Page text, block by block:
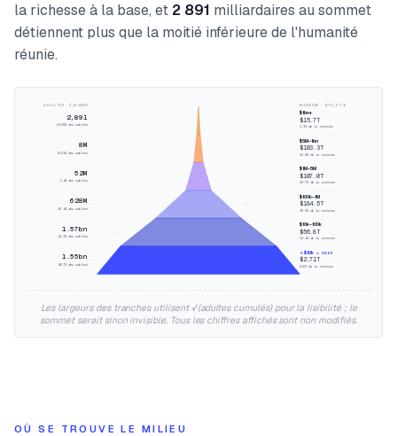
la richesse à la base, et 2 891 milliardaires au sommet
détiennent plus que la moitié inférieure de l'humanité
réunie.
2,891
<0.01% des adultes
$1bn+
$15.7T
3.3%de la richesse
8M
0.21% des adultes
$5M–1bn
$103.3T
22.0% de la richesse
52M
1.4% des adultes
$1M–5M
$107.0T
22.7%de la richesse
628M
16.4% des adultes
$100k–1M
$184.5T
39.2% de la richesse
1.57bn
41.3% des adultes
$10k–100k
$56.8T
12.1%de la richesse
1.55bn
40.7% des adultes
< $10k ← VOUS
$2.71T
0.6% de la richesse
ADULTES · 3,81 MRD RICHESSE · 470,5 T$
Les largeurs des tranches utilisent √(adultes cumulés) pour la lisibilité ; le
sommet serait sinon invisible. Tous les chiffres affichés sont non modifiés.
OÙ SE TROUVE LE MILIEU